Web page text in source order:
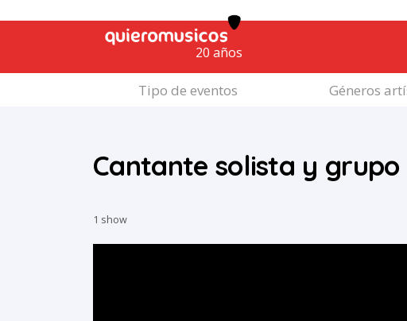
20 años
Tipo de eventos Géneros
Cantante solista y
1 show